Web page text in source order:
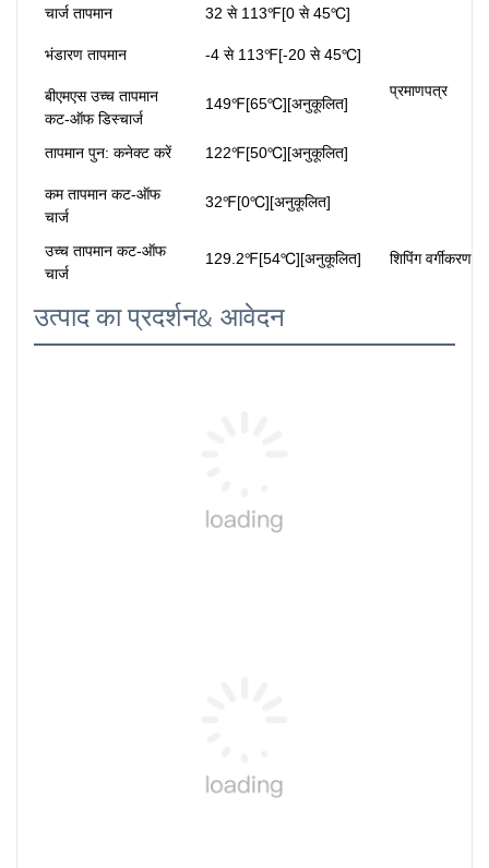
प्रमाणपत्र
चार्ज तापमान 32 से 113℉[0 से 45℃]
भंडारण तापमान -4 से 113℉[-20 से 45℃]
बीएमएस उच्च तापमान
कट-ऑफ डिस्चार्ज
149℉[65℃][अनुकूलित]
तापमान पुन: कनेक्ट करें 122℉[50℃][अनुकूलित]
कम तापमान कट-ऑफ
चार्ज
32℉[0℃][अनुकूलित]
उच्च तापमान कट-ऑफ
चार्ज
129.2℉[54℃][अनुकूलित] शिपिंग वर्गीकरण
उत्पाद का प्रदर्शन& आवेदन